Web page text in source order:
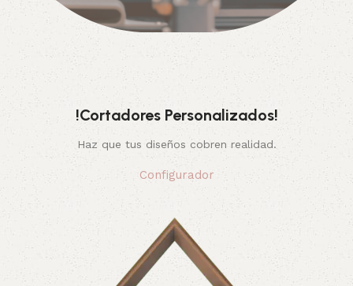
!Cortadores Personalizados!
Haz que tus diseños cobren realidad.
Configurador